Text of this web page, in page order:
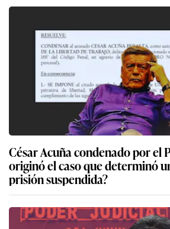
César Acuña condenado por el
originó el caso que determinó
prisión suspendida?